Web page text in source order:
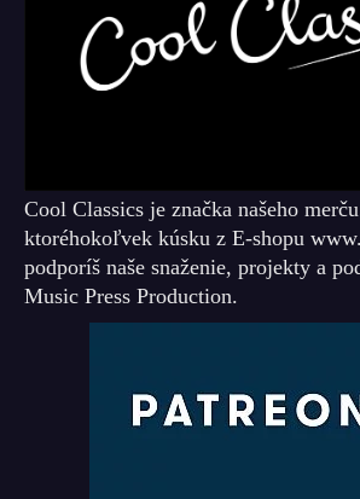
Cool Classics je značka našeho
ktoréhokoľvek kúsku z E-shopu
podporíš naše snaženie, projekty a
Music Press Production.